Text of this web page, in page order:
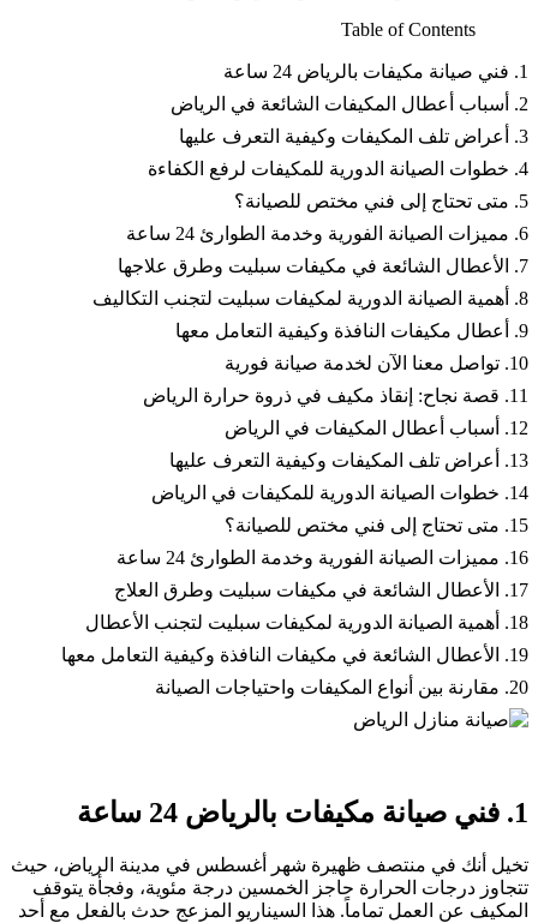
1. فني صيانة مكيفات بالرياض 24 ساعة
2. أسباب أعطال المكيفات الشائعة في الرياض
3. أعراض تلف المكيفات وكيفية التعرف عليها
4. خطوات الصيانة الدورية للمكيفات لرفع الكفاءة
5. متى تحتاج إلى فني مختص للصيانة؟
6. مميزات الصيانة الفورية وخدمة الطوارئ 24 ساعة
7. الأعطال الشائعة في مكيفات سبليت وطرق علاجها
8. أهمية الصيانة الدورية لمكيفات سبليت لتجنب التكاليف
9. أعطال مكيفات النافذة وكيفية التعامل معها
10. تواصل معنا الآن لخدمة صيانة فورية
11. قصة نجاح: إنقاذ مكيف في ذروة حرارة الرياض
12. أسباب أعطال المكيفات في الرياض
13. أعراض تلف المكيفات وكيفية التعرف عليها
14. خطوات الصيانة الدورية للمكيفات في الرياض
15. متى تحتاج إلى فني مختص للصيانة؟
16. مميزات الصيانة الفورية وخدمة الطوارئ 24 ساعة
17. الأعطال الشائعة في مكيفات سبليت وطرق العلاج
18. أهمية الصيانة الدورية لمكيفات سبليت لتجنب الأعطال
19. الأعطال الشائعة في مكيفات النافذة وكيفية التعامل معها
20. مقارنة بين أنواع المكيفات واحتياجات الصيانة
1. فني صيانة مكيفات بالرياض 24 ساعة
تخيل أنك في منتصف ظهيرة شهر أغسطس في مدينة الرياض، حيث
تتجاوز درجات الحرارة حاجز الخمسين درجة مئوية، وفجأة يتوقف
المكيف عن العمل تماماً. هذا السيناريو المزعج حدث بالفعل مع أحد